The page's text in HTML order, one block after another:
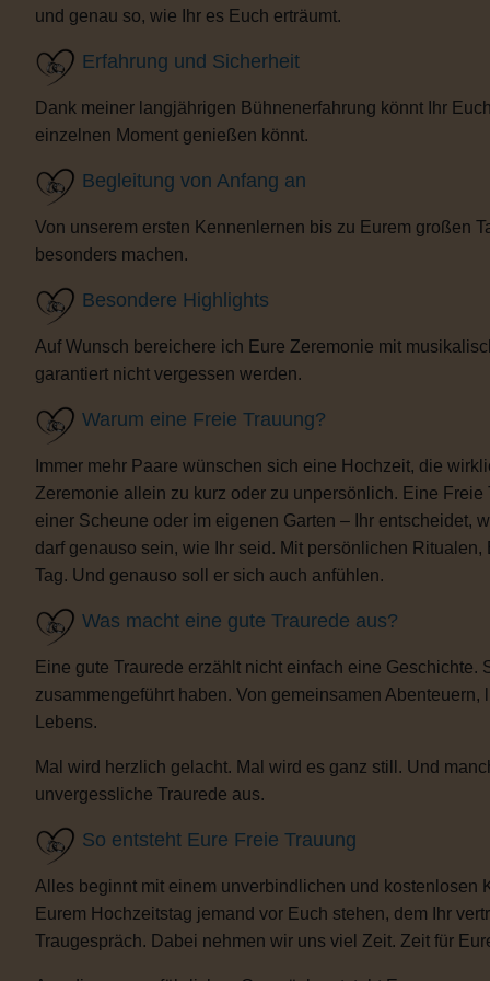
und genau so, wie Ihr es Euch erträumt.
Erfahrung und Sicherheit
Dank meiner langjährigen Bühnenerfahrung könnt Ihr
einzelnen Moment genießen könnt.
Begleitung von Anfang an
Von unserem ersten Kennenlernen bis zu Eurem großen
besonders machen.
Besondere Highlights
Auf Wunsch bereichere ich Eure Zeremonie mit
garantiert nicht vergessen werden.
Warum eine Freie Trauung?
Immer mehr Paare wünschen sich eine Hochzeit, die
Zeremonie allein zu kurz oder zu unpersönlich. Eine
einer Scheune oder im eigenen Garten – Ihr entscheidet,
darf genauso sein, wie Ihr seid. Mit persönlichen
Tag. Und genauso soll er sich auch anfühlen.
Was macht eine gute Traurede aus?
Eine gute Traurede erzählt nicht einfach eine
zusammengeführt haben. Von gemeinsamen
Lebens.
Mal wird herzlich gelacht. Mal wird es ganz still. Und
unvergessliche Traurede aus.
So entsteht Eure Freie Trauung
Alles beginnt mit einem unverbindlichen und
Eurem Hochzeitstag jemand vor Euch stehen, dem Ihr
Traugespräch. Dabei nehmen wir uns viel Zeit. Zeit für